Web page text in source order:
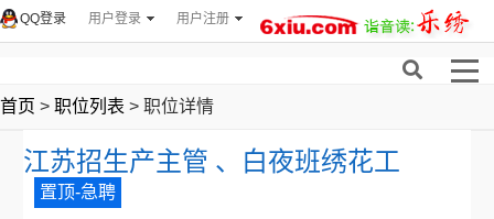
用户登录 用户注册
QQ登录
首页 > 职位列表 > 职位详情
江苏招生产主管 、白夜班绣花工
置顶-急聘